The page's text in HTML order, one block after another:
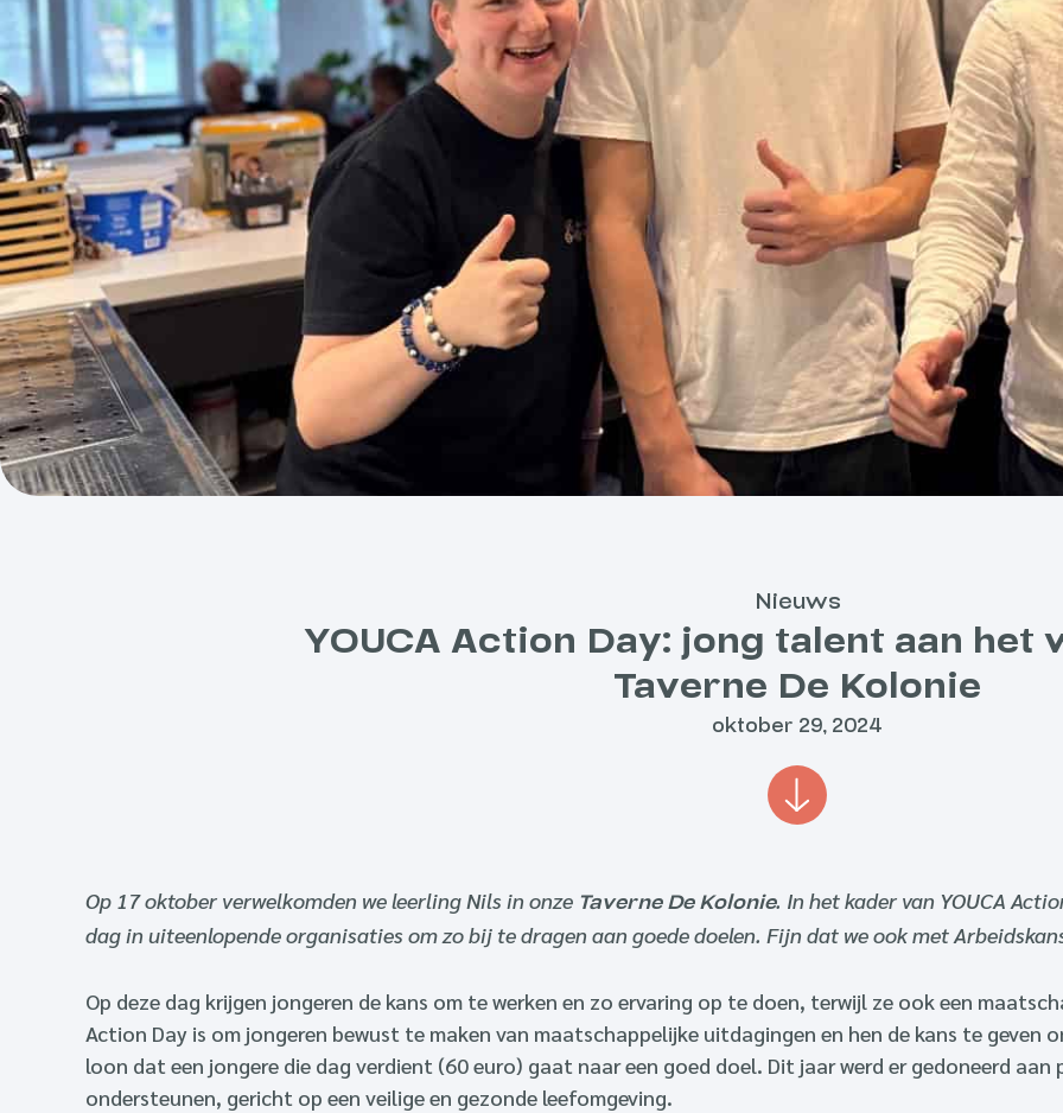
Nieuws
YOUCA Action Day: jong talent aan het
Taverne De Kolonie
oktober 29, 2024
Op 17 oktober verwelkomden we leerling Nils in onze Taverne De Kolonie. In het kader van YOUCA
dag in uiteenlopende organisaties om zo bij te dragen aan goede doelen. Fijn dat we ook met
Op deze dag krijgen jongeren de kans om te werken en zo ervaring op te doen, terwijl ze ook een
Action Day is om jongeren bewust te maken van maatschappelijke uitdagingen en hen de kans te geven
loon dat een jongere die dag verdient (60 euro) gaat naar een goed doel. Dit jaar werd er gedoneerd aan
ondersteunen, gericht op een veilige en gezonde leefomgeving​.